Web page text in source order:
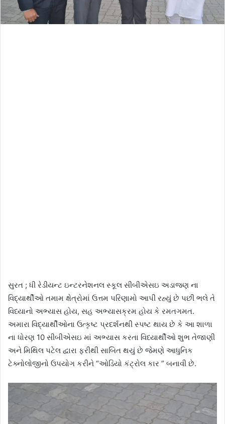
સુરત ; ધી રેડીયન્ટ ઇન્ટરનેશનલ સ્કૂલ સીબીએસઇ અડાજણ ના
વિદ્યાર્થીઓ તમામ ક્ષેત્રોમાં ઉત્તમ પરિણામો આપી રહ્યું છે પછી ભલે તે
વિધ્યાનો અભ્યાસ હોય, સહ અભ્યાસક્રમ હોય કે રમતગમત.
અમારા વિદ્યાર્થીઓના ઉત્કૃષ્ટ પ્રદર્શનથી સ્પષ્ટ થાય છે કે આ શાળા
ના ધોરણ 10 સીબીએસઇ માં અભ્યાસ કરતા વિધ્યાર્થીઓ શુભ તેજાણી
અને મિથિલ પટેલ દ્વારા ફરીથી સાબિત થયું છે જેમણે આધુનિક
ટેક્નોલોજીનો ઉપયોગ કરીને “ઓડિયો કંટ્રોલ કાર ” બનાવી છે.